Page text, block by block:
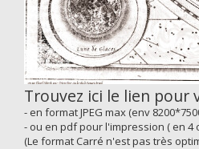
Trouvez ici le lien pour
- en format JPEG max (env
- ou en pdf pour l'impression ( en 4
(Le format Carré n'est pas très